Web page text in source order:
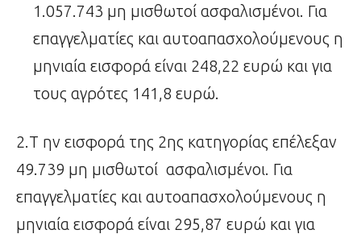
1.057.743 μη μισθωτοί ασφαλισμένοι. Για
επαγγελματίες και αυτοαπασχολούμενους η
μηνιαία εισφορά είναι 248,22 ευρώ και για
τους αγρότες 141,8 ευρώ.
2.Τ ην εισφορά της 2ης κατηγορίας επέλεξαν
49.739 μη μισθωτοί ασφαλισμένοι. Για
επαγγελματίες και αυτοαπασχολούμενους η
μηνιαία εισφορά είναι 295,87 ευρώ και για